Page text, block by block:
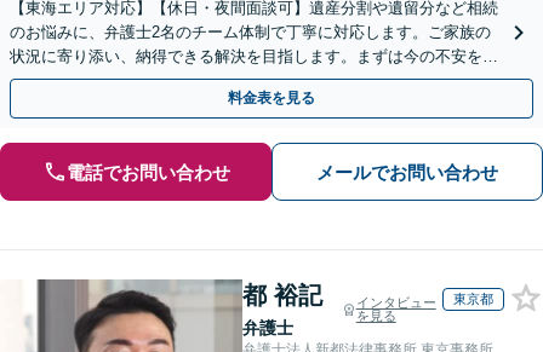
【東海エリア対応】【休日・夜間面談可】遺産分割や遺留分など相続
のお悩みに、弁護士2名のチーム体制で丁寧に対応します。ご家族の
状況に寄り添い、納得できる解決を目指します。まずは今の不安をお
聞かせください【メール・WEB相談可】
料金表を見る
電話でお問い合わせ メールでお問い合わせ
都 裕記
弁護士
インタビュー
を見る
東京都